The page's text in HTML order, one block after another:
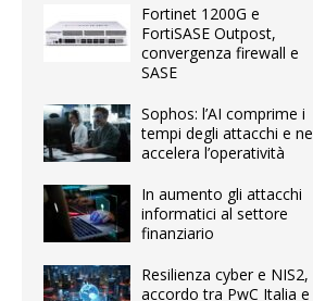
Fortinet 1200G e
FortiSASE Outpost,
convergenza firewall e
SASE
Sophos: l’AI comprime i
tempi degli attacchi e ne
accelera l’operatività
In aumento gli attacchi
informatici al settore
finanziario
Resilienza cyber e NIS2,
accordo tra PwC Italia e